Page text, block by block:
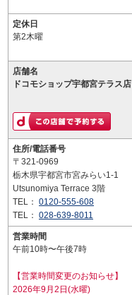
定休日
第2木曜
店舗名
ドコモショップ宇都宮テラス店
住所/電話番号
〒321-0969
栃木県宇都宮市宮みらい1-1
Utsunomiya Terrace 3階
TEL： 0120-555-608
TEL： 028-639-8011
営業時間
午前10時〜午後7時
【営業時間変更のお知らせ】
2026年9月2日(水曜)